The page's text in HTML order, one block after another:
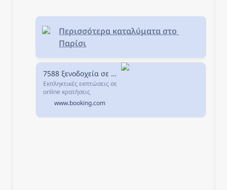
Περισσότερα καταλύματα στο
Παρίσι
7588 ξενοδοχεία σε Παρίσι, Γαλλία.
Εκπληκτικές εκπτώσεις σε
online κρατήσεις
ξενοδοχείων σε Παρίσι,
Γαλλία. Διαθεσιμότητα και
εξαιρετικές τιμές.
www.booking.com